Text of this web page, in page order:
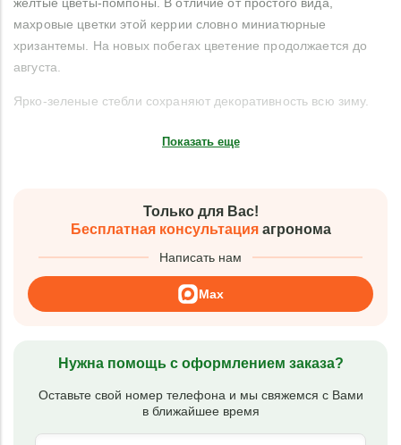
махровые цветки этой керрии словно миниатюрные
хризантемы. На новых побегах цветение продолжается до
августа.
Ярко-зеленые стебли сохраняют декоративность всю зиму.
Показать еще
Только для Вас!
Бесплатная консультацияагронома
Написать нам
Max
Нужна помощь с оформлением заказа?
Оставьте свой номер телефона и мы свяжемся с Вами
в ближайшее время